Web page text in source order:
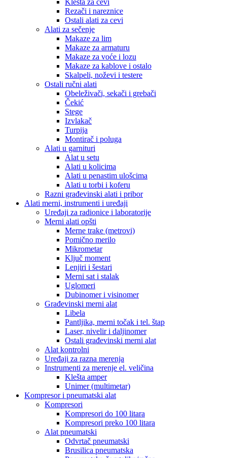
Klešta za cevi
Rezači i nareznice
Ostali alati za cevi
Alati za sečenje
Makaze za lim
Makaze za armaturu
Makaze za voće i lozu
Makaze za kablove i ostalo
Skalpeli, noževi i testere
Ostali ručni alati
Obeleživači, sekači i grebači
Čekić
Stege
Izvlakač
Turpija
Montirač i poluga
Alati u garnituri
Alat u setu
Alati u kolicima
Alati u penastim ulošcima
Alati u torbi i koferu
Razni građevinski alati i pribor
Alati merni, instrumenti i uređaji
Uređaji za radionice i laboratorije
Merni alati opšti
Merne trake (metrovi)
Pomično merilo
Mikrometar
Ključ moment
Lenjiri i šestari
Merni sat i stalak
Uglomeri
Dubinomer i visinomer
Građevinski merni alat
Libela
Pantljika, merni točak i tel. štap
Laser, nivelir i daljinomer
Ostali građevinski merni alat
Alat kontrolni
Uređaji za razna merenja
Instrumenti za merenje el. veličina
Klešta amper
Unimer (multimetar)
Kompresor i pneumatski alat
Kompresori
Kompresori do 100 litara
Kompresori preko 100 litara
Alat pneumatski
Odvrtač pneumatski
Brusilica pneumatska